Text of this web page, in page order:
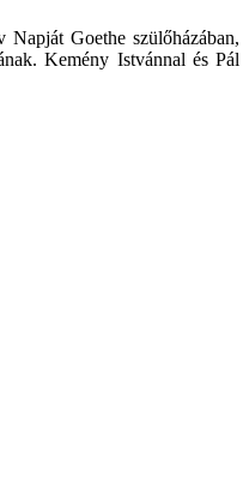
Goethe szülőházában,
Kemény Istvánnal és Pál